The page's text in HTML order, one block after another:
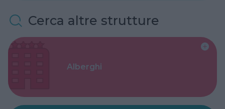
Cerca altre strutture
Alberghi